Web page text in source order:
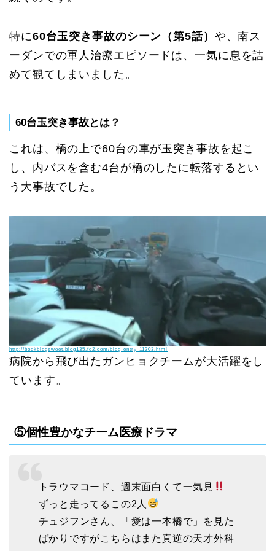
特に60台玉突き事故のシーン（第5話） や、南ス
ーダンでの軍人治療エピソードは、一気に息を詰
めて観てしまいました。
60台玉突き事故とは？
これは、橋の上で60台の車が玉突き事故を起こ
し、内バスを含む4台が橋のしたに転落するとい
う大事故でした。
http://bookblogsweet.blog135.fc2.com/blog-entry-11203.html
病院から飛び出たガンヒョクチームが大活躍をし
ています。
⑤個性豊かなチーム医療ドラマ
トラウマコード、週末面白くて一気見
ずっと走ってるこの2人
チュジフンさん、「愛は一本橋で」を見た
ばかりですがこちらはまた真逆の天才外科